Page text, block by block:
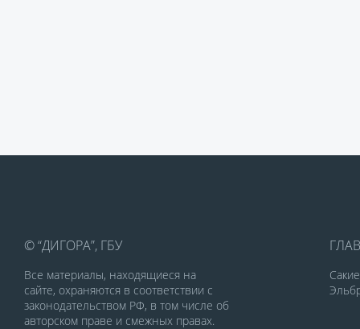
© “ДИГОРА”, ГБУ
Все материалы, находящиеся на
сайте, охраняются в соответствии с
законодательством РФ, в том числе об
авторском праве и смежных правах.